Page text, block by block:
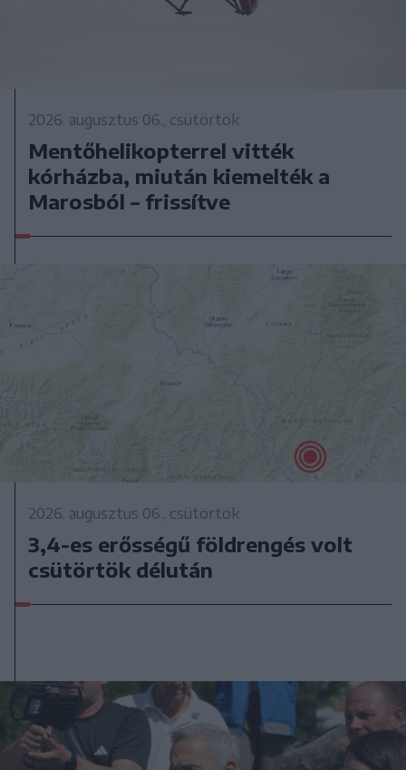
2026. augusztus 06., csütörtök
Mentőhelikopterrel vitték
kórházba, miután kiemelték a
Marosból – frissítve
2026. augusztus 06., csütörtök
3,4-es erősségű földrengés volt
csütörtök délután